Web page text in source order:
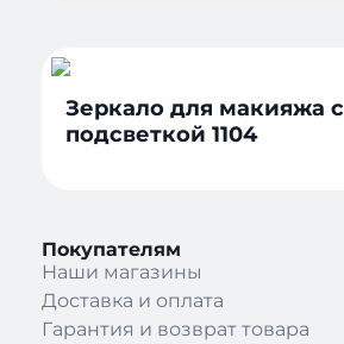
Зеркало для макияжа с
подсветкой 1104
Покупателям
Наши магазины
Доставка и оплата
Гарантия и возврат товара